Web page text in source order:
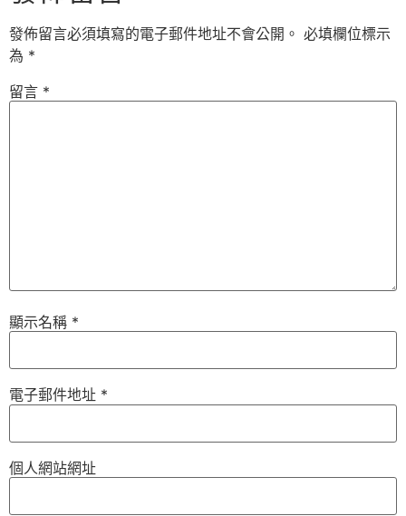
發佈留言必須填寫的電子郵件地址不會公開。 必填欄位標示
為 *
留言 *
顯示名稱 *
電子郵件地址 *
個人網站網址